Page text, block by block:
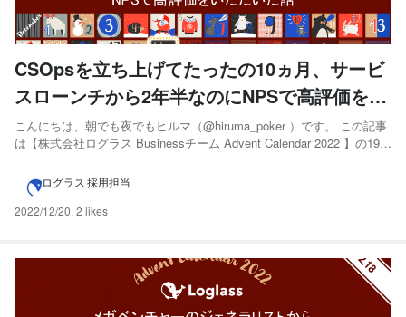
CSOpsを立ち上げてたったの10ヵ月、サービ
スローンチから2年半なのにNPSで高評価をい
ただいた話
こんにちは、朝でも夜でもヒルマ（@hiruma_poker ）です。 この記事
は【株式会社ログラス Businessチーム Advent Calendar 2022 】の19日
なりました。 この記事で、ログラスのCSOpsの立ち上げ、お客様から
のプロ...
ログラス 採用担当
2022/12/20,2 likes